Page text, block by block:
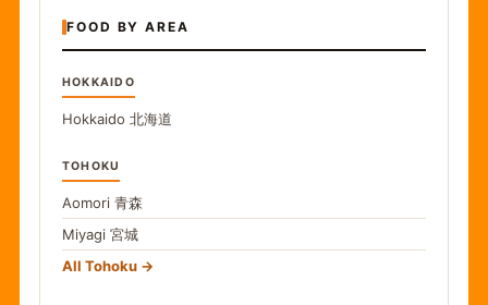
FOOD BY AREA
HOKKAIDO
Hokkaido 北海道
TOHOKU
Aomori 青森
Miyagi 宮城
All Tohoku